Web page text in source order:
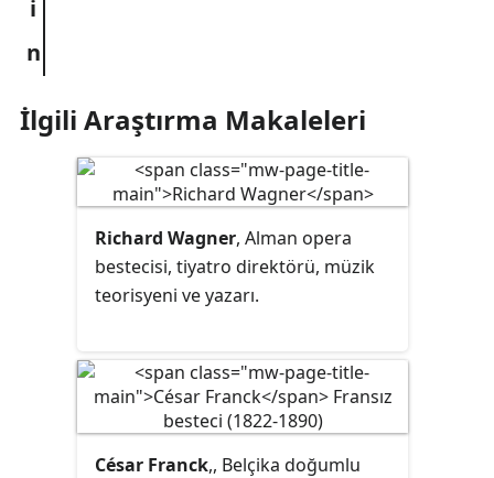
İlgili Araştırma Makaleleri
Richard Wagner, Alman opera
bestecisi, tiyatro direktörü, müzik
teorisyeni ve yazarı.
César Franck,, Belçika doğumlu